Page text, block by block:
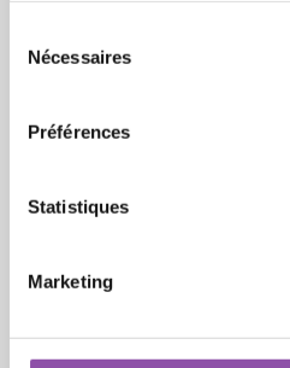
Nécessaires
Préférences
Statistiques
Marketing